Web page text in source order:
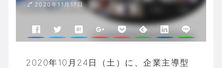
2020年11月17日
2020年10月24日（土）に、企業主導型